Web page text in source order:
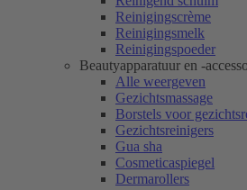
Reinigingscrème
Reinigingsmelk
Reinigingspoeder
Beautyapparatuur en -
Alle weergeven
Gezichtsmassage
Borstels voor
Gezichtsreinigers
Gua sha
Cosmeticaspiegel
Dermarollers